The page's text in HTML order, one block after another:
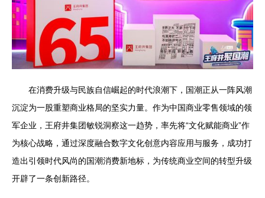
在消费升级与民族自信崛起的时代浪潮下，国潮正从一阵风潮
沉淀为一股重塑商业格局的坚实力量。作为中国商业零售领域的领
军企业，王府井集团敏锐洞察这一趋势，率先将“文化赋能商业”作
为核心战略，通过深度融合数字文化创意内容应用与服务，成功打
造出引领时代风尚的国潮消费新地标，为传统商业空间的转型升级
开辟了一条创新路径。